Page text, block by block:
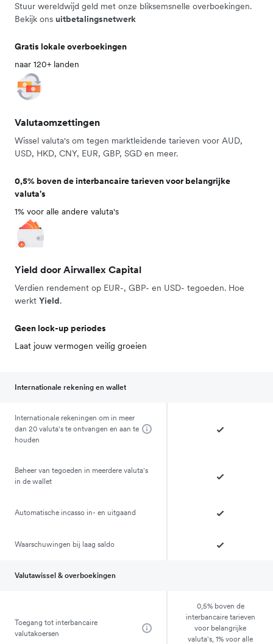
Stuur wereldwijd geld met onze bliksemsnelle overboekingen.
Bekijk ons uitbetalingsnetwerk
Gratis lokale overboekingen
naar 120+ landen
Valutaomzettingen
Wissel valuta's om tegen marktleidende tarieven voor AUD,
USD, HKD, CNY, EUR, GBP, SGD en meer.
0,5% boven de interbancaire tarieven voor belangrijke
valuta's
1% voor alle andere valuta's
Yield door Airwallex Capital
Verdien rendement op EUR-, GBP- en USD- tegoeden. Hoe
werkt Yield.
Geen lock-up periodes
Laat jouw vermogen veilig groeien
Internationale rekening en wallet
Internationale rekeningen om in meer
dan 20 valuta's te ontvangen en aan te
houden
Beheer van tegoeden in meerdere valuta's
in de wallet
Automatische incasso in- en uitgaand
Waarschuwingen bij laag saldo
Valutawissel & overboekingen
Toegang tot interbancaire
valutakoersen
0,5% boven de
interbancaire tarieven
voor belangrijke
valuta's, 1% voor alle